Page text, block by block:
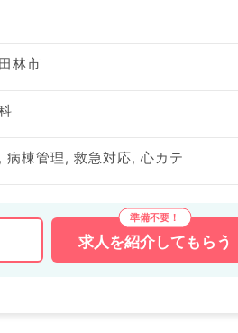
林市
病棟管理, 救急対応, 心カテ
求人を紹介してもらう